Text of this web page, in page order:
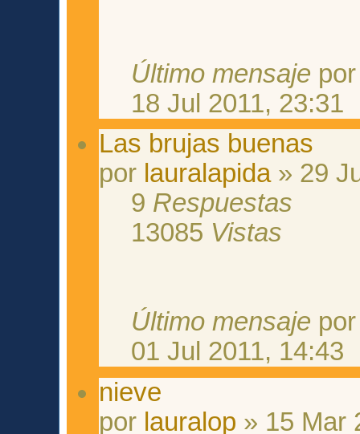
Último mensaje
18 Jul 2011, 23:31
Las brujas buenas
por lauralapida» 29
9 Respuestas
13085 Vistas
Último mensaje
01 Jul 2011, 14:43
nieve
por lauralop » 15 Mar